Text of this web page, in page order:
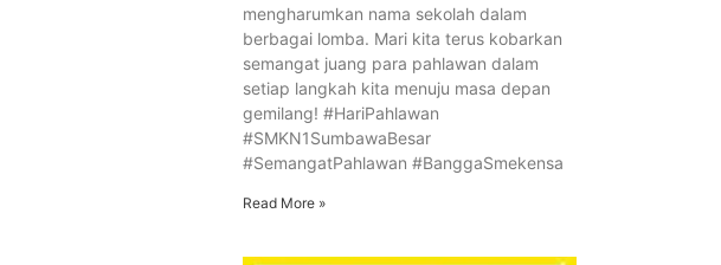
mengharumkan nama sekolah dalam
berbagai lomba. Mari kita terus kobarkan
semangat juang para pahlawan dalam
setiap langkah kita menuju masa depan
gemilang! #HariPahlawan
#SMKN1SumbawaBesar
#SemangatPahlawan #BanggaSmekensa
Read More »